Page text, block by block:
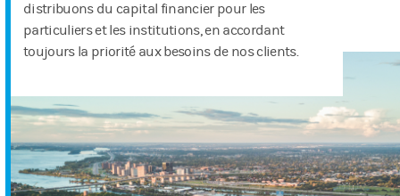
distribuons du capital financier pour les
particuliers et les institutions, en accordant
toujours la priorité aux besoins de nos clients.